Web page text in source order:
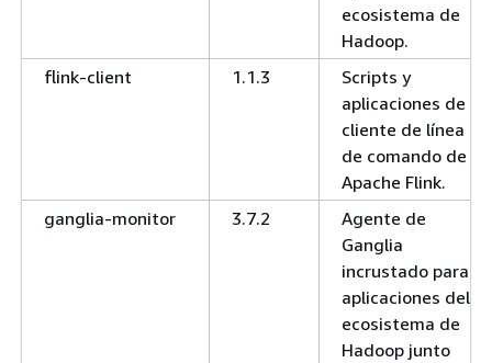
ecosistema de
Hadoop.
flink-client
1.1.3
Scripts y
aplicaciones de
cliente de línea
de comando de
Apache Flink.
ganglia-monitor
3.7.2
Agente de
Ganglia
incrustado para
aplicaciones del
ecosistema de
Hadoop junto